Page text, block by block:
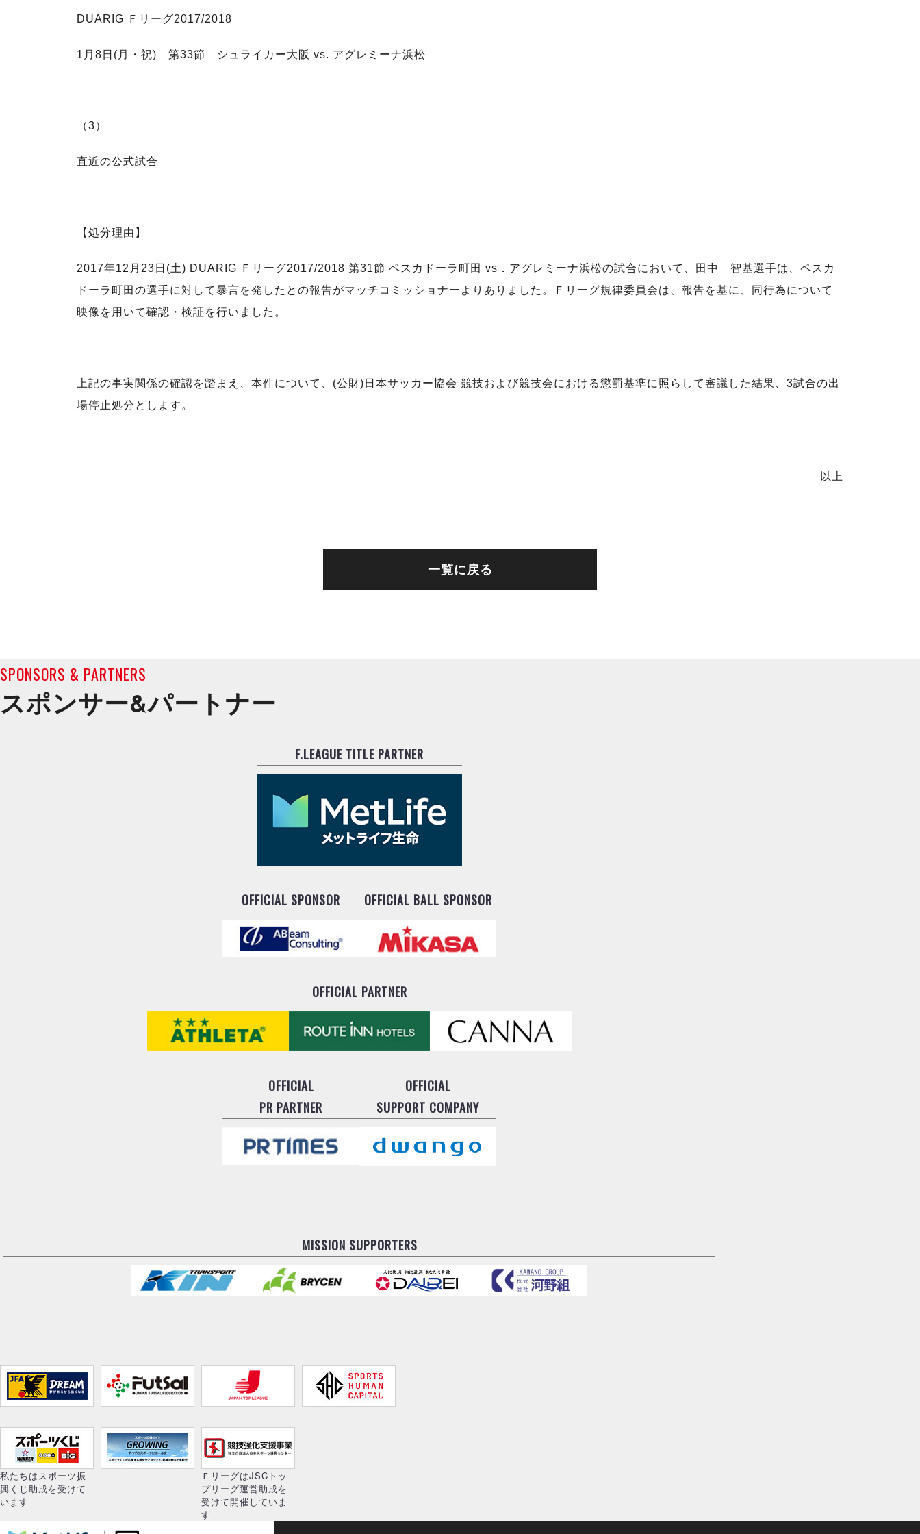
DUARIG Ｆリーグ2017/2018
1月8日(月・祝) 第33節 シュライカー大阪 vs. アグレミーナ浜松
（3）
直近の公式試合
【処分理由】
2017年12月23日(土) DUARIG Ｆリーグ2017/2018 第31節 ペスカドーラ町田 vs．アグレミーナ浜松の試合において、田中 智基選手は、ペスカ
ドーラ町田の選手に対して暴言を発したとの報告がマッチコミッショナーよりありました。Ｆリーグ規律委員会は、報告を基に、同行為について
映像を用いて確認・検証を行いました。
上記の事実関係の確認を踏まえ、本件について、(公財)日本サッカー協会 競技および競技会における懲罰基準に照らして審議した結果、3試合の出
場停止処分とします。
以上
一覧に戻る
SPONSORS & PARTNERS
スポンサー&パートナー
F.LEAGUE TITLE PARTNER
OFFICIAL SPONSOR OFFICIAL BALL SPONSOR
OFFICIAL PARTNER
OFFICIAL
PR PARTNER
OFFICIAL
SUPPORT COMPANY
MISSION SUPPORTERS
私たちはスポーツ振
興くじ助成を受けて
います
ＦリーグはJSCトッ
プリーグ運営助成を
受けて開催していま
す